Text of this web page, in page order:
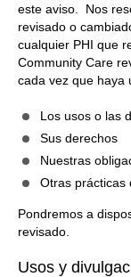
este aviso. Nos
revisado o
cualquier PHI que
Community Care
cada vez que haya
Los usos o las
Sus derechos
Nuestras
Otras prácticas
Pondremos a
revisado.
Usos y